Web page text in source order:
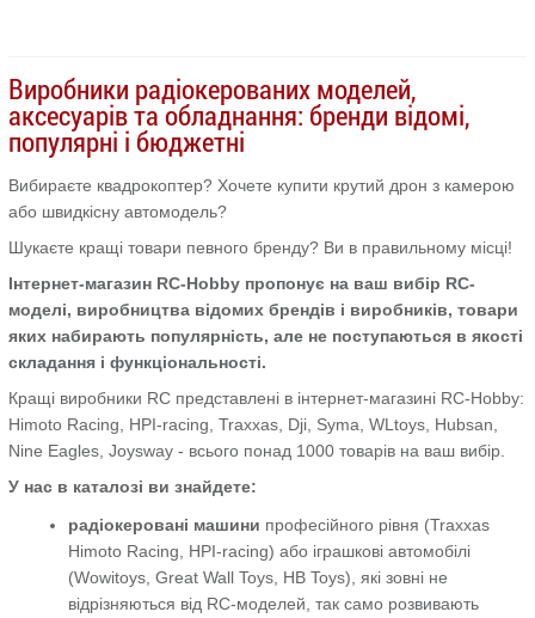
Виробники радіокерованих моделей,
аксесуарів та обладнання: бренди відомі,
популярні і бюджетні
Вибираєте квадрокоптер? Хочете купити крутий дрон з камерою
або швидкісну автомодель?
Шукаєте кращі товари певного бренду? Ви в правильному місці!
Інтернет-магазин RC-Hobby пропонує на ваш вибір RC-
моделі, виробництва відомих брендів і виробників, товари
яких набирають популярність, але не поступаються в якості
складання і функціональності.
Кращі виробники RC представлені в інтернет-магазині RC-Hobby:
Himoto Racing, HPI-racing, Traxxas, Dji, Syma, WLtoys, Hubsan,
Nine Eagles, Joysway - всього понад 1000 товарів на ваш вибір.
У нас в каталозі ви знайдете:
радіокеровані машини професійного рівня (Traxxas
Himoto Racing, HPI-racing) або іграшкові автомобілі
(Wowitoys, Great Wall Toys, HB Toys), які зовні не
відрізняються від RC-моделей, так само розвивають